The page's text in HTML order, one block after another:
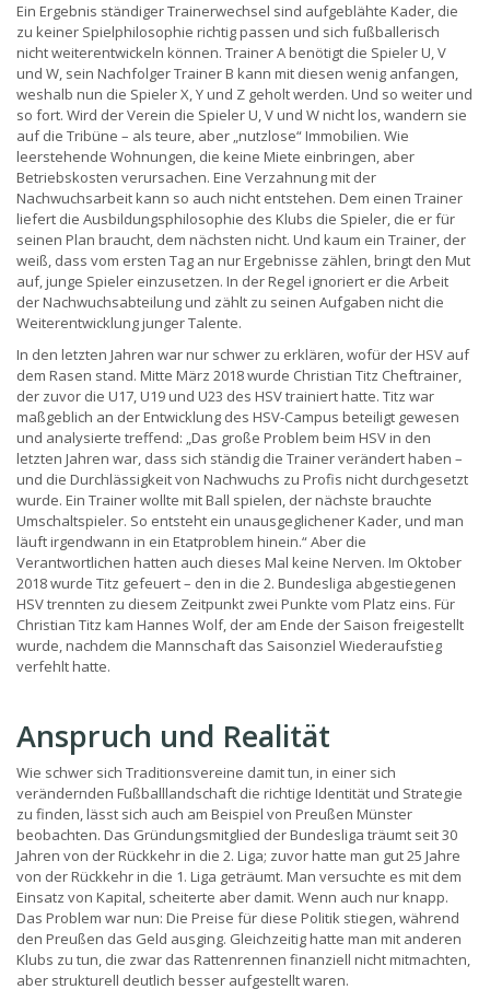
Ein Ergebnis ständiger Trainerwechsel sind aufgeblähte Kader, die
zu keiner Spielphilosophie richtig passen und sich fußballerisch
nicht weiterentwickeln können. Trainer A benötigt die Spieler U, V
und W, sein Nachfolger Trainer B kann mit diesen wenig anfangen,
weshalb nun die Spieler X, Y und Z geholt werden. Und so weiter und
so fort. Wird der Verein die Spieler U, V und W nicht los, wandern sie
auf die Tribüne – als teure, aber „nutzlose“ Immobilien. Wie
leerstehende Wohnungen, die keine Miete einbringen, aber
Betriebskosten verursachen. Eine Verzahnung mit der
Nachwuchsarbeit kann so auch nicht entstehen. Dem einen Trainer
liefert die Ausbildungsphilosophie des Klubs die Spieler, die er für
seinen Plan braucht, dem nächsten nicht. Und kaum ein Trainer, der
weiß, dass vom ersten Tag an nur Ergebnisse zählen, bringt den Mut
auf, junge Spieler einzusetzen. In der Regel ignoriert er die Arbeit
der Nachwuchsabteilung und zählt zu seinen Aufgaben nicht die
Weiterentwicklung junger Talente.
In den letzten Jahren war nur schwer zu erklären, wofür der HSV auf
dem Rasen stand. Mitte März 2018 wurde Christian Titz Cheftrainer,
der zuvor die U17, U19 und U23 des HSV trainiert hatte. Titz war
maßgeblich an der Entwicklung des HSV-Campus beteiligt gewesen
und analysierte treffend: „Das große Problem beim HSV in den
letzten Jahren war, dass sich ständig die Trainer verändert haben –
und die Durchlässigkeit von Nachwuchs zu Profis nicht durchgesetzt
wurde. Ein Trainer wollte mit Ball spielen, der nächste brauchte
Umschaltspieler. So entsteht ein unausgeglichener Kader, und man
läuft irgendwann in ein Etatproblem hinein.“ Aber die
Verantwortlichen hatten auch dieses Mal keine Nerven. Im Oktober
2018 wurde Titz gefeuert – den in die 2. Bundesliga abgestiegenen
HSV trennten zu diesem Zeitpunkt zwei Punkte vom Platz eins. Für
Christian Titz kam Hannes Wolf, der am Ende der Saison freigestellt
wurde, nachdem die Mannschaft das Saisonziel Wiederaufstieg
verfehlt hatte.
Anspruch und Realität
Wie schwer sich Traditionsvereine damit tun, in einer sich
verändernden Fußballlandschaft die richtige Identität und Strategie
zu finden, lässt sich auch am Beispiel von Preußen Münster
beobachten. Das Gründungsmitglied der Bundesliga träumt seit 30
Jahren von der Rückkehr in die 2. Liga; zuvor hatte man gut 25 Jahre
von der Rückkehr in die 1. Liga geträumt. Man versuchte es mit dem
Einsatz von Kapital, scheiterte aber damit. Wenn auch nur knapp.
Das Problem war nun: Die Preise für diese Politik stiegen, während
den Preußen das Geld ausging. Gleichzeitig hatte man mit anderen
Klubs zu tun, die zwar das Rattenrennen finanziell nicht mitmachten,
aber strukturell deutlich besser aufgestellt waren.